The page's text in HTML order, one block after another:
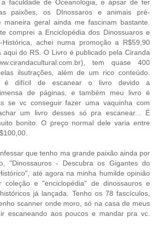
faculdade de Oceanologia, e apsar de ter
paixões, os DInossaros e animais pré-
maneira geral ainda me fascinam bastante.
comprei a Enciclopédia dos Dinossuaros e
achei numa promoção a R$59,90
aqui do RS. O Livro é publicado pela Ciranda
tem quase 400
ilsutrações, além de um rico conteúdo.
é difícil de escanear o livro devido a
de páginas, e também meu livro é
se vc conseguir fazer uma vaquinha com
um livro desses só pra escanear... É
bonito. O preço normal dele varia entre
que tenho ma grande paixão ainda por
"Dinossauros - Descubra os Gigantes do
até agora na minha humilde opinião
coleção e "enciclopédia" de dinossauros e
já lançada. Tenho os 78 fascículos,
scanner onde moro, só na casa de meus
escaneando aos poucos e mandar pra vc.